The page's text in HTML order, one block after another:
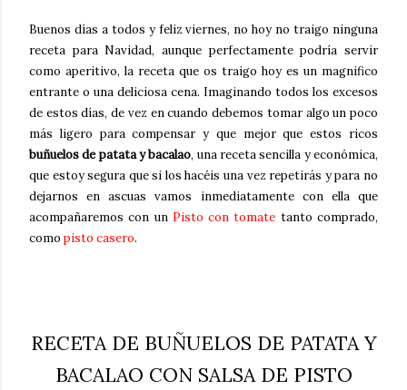
Buenos días a todos y feliz viernes, no hoy no traigo ninguna
receta para Navidad, aunque perfectamente podría servir
como aperitivo, la receta que os traigo hoy es un magnifico
entrante o una deliciosa cena. Imaginando todos los excesos
de estos días, de vez en cuando debemos tomar algo un poco
más ligero para compensar y que mejor que estos ricos
buñuelos de patata y bacalao, una receta sencilla y económica,
que estoy segura que si los hacéis una vez repetirás y para no
dejarnos en ascuas vamos inmediatamente con ella que
acompañaremos con un Pisto con tomate tanto comprado,
como pisto casero.
RECETA DE BUÑUELOS DE PATATA Y
BACALAO CON SALSA DE PISTO